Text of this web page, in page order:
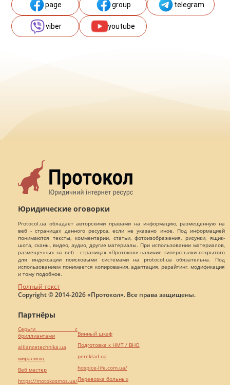
page group telegram
viber youtube
Юридические оговорки
Protocol.ua обладает авторскими правами на информацию, размещенную на
веб - страницах данного ресурса, если не указано иное. Под информацией
понимаются тексты, комментарии, статьи, фотоизображения, рисунки, ящик-
шота, сканы, видео, аудио, другие материалы. При использовании материалов,
размещенных на веб - страницах «Протокол» наличие гиперссылки открытого
для индексации поисковыми системами на protocol.ua обязательна. Под
использованием понимается копирования, адаптация, рерайтинг, модификация
и тому подобное.
Полный текст
Copyright © 2014-2026 «Протокол». Все права защищены.
Партнёры
Серьги с
бриллиантами
alliancetechnika.ua
миралинкс
Веб мастер
https://motokosmos.ua/
Винный шкаф
Подготовка к НМТ / ВНО
pereklad.ua
hospice-life.com.ua/
Перевозка больных